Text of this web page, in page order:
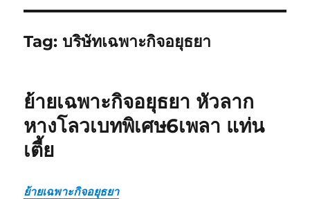
Tag:บริษัทเฉพาะกิจอยุธยา
ย้ายเฉพาะกิจอยุธยา หัวลาก
หางโลวเบทพิเศษ6เพลา แท่น
เตี้ย
ย้ายเฉพาะกิจอยุธยา